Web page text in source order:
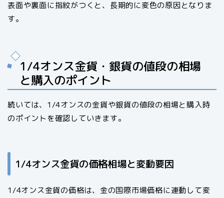
表面や裏面に指紋がつくと、長期的に変色の原因となりま
す。
1/4オンス金貨・銀貨の値段の相場
と購入のポイント
続いては、1/4オンスの金貨や銀貨の値段の相場と購入時
のポイントを確認していきます。
1/4オンス金貨の価格相場と変動要因
1/4オンス金貨の価格は、金の国際市場価格に連動して変